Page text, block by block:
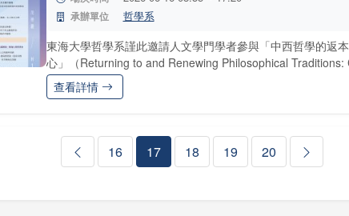
承辦單位 哲學系
東海大學哲學系謹此邀請人文學門學者參與「中西哲學的返
心」（Returning to and Renewing Philosophical Traditions:
查看詳情
16 17 18 19 20